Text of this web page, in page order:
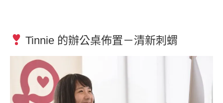
Tinnie 的辦公桌佈置－清新刺蝟